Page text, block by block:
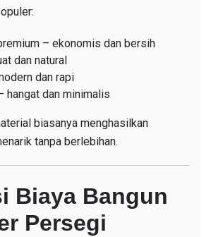
– ekonomis dan bersih
dan natural
dan rapi
hangat dan minimalis
biasanya menghasilkan
tanpa berlebihan.
Biaya Bangun
Persegi